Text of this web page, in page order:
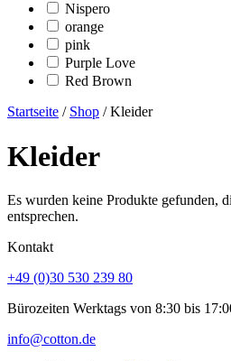
Nispero
orange
pink
Purple Love
Red Brown
Startseite / Shop / Kleider
Kleider
Es wurden keine Produkte gefunden,
entsprechen.
Kontakt
+49 (0)30 530 239 80
Bürozeiten Werktags von 8:30 bis
info@cotton.de